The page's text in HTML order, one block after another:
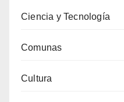
Ciencia y Tecnología
Comunas
Cultura